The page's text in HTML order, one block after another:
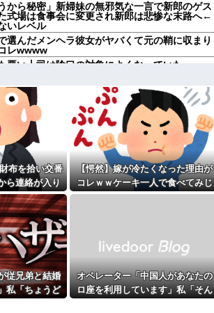
から秘密」新婦妹の無邪気な一言で新郎のゲス
式場は食事会に変更され新郎は悲惨な末路へ←
いレベル
選んだメンヘラ彼女がヤバくて元の鞘に収まり
レwwww
悪い上司は陰口の対象によくなっていた
就くの？結局何で食っていくかわからないんだ
外国人が増えた」自治体ランキング、1位大阪
京都市 5位川口市 日本人の不安高まる
店員「ご予算は？」 彼氏「80万円くらい
万w 私の価値は80万かwww なんか悔し
に入れろ！何もしないから！」→女子大生「無
熱中症になれってか！使えないな！」完全に
に５泊くらいさせられる。旦那は「行かなくて
誘われると断れなくなってしまう
た男が既婚者だった！しかも妻から直接電話が
の家に遊びに行ったら私が小さい頃に撮った写
「ここもダメだったらもう食べていけないんで
布を拾い交番
ら連絡が入り
なった結果...
【愕然】嫁が冷たくなった理由が
コレｗｗケーキ一人で食べてみじ
めって言われてた・・・
従兄弟と結婚
私「ちょうど
オペレーター「中国人があなたの
ロ座を利用しています」私「そん